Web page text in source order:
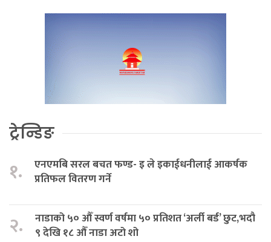
ट्रेन्डिङ
१.
एनएमबि सरल बचत फण्ड- इ ले इकाईधनीलाई आकर्षक
प्रतिफल वितरण गर्ने
२.
नाडाको ५० औँ स्वर्ण वर्षमा ५० प्रतिशत ‘अर्ली बर्ड’ छुट,भदौ
९ देखि १८ औँ नाडा अटो शो